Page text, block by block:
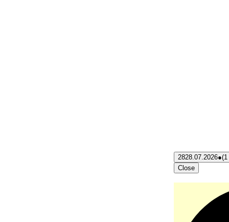
2828.07.2026●(1
Close